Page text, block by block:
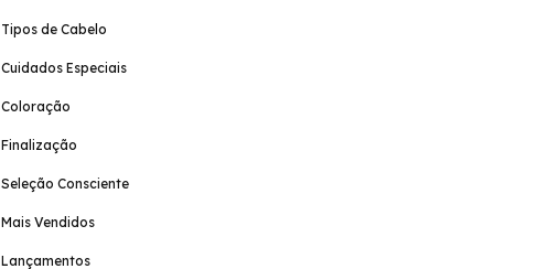
Tipos de Cabelo
Cuidados Especiais
Coloração
Finalização
Seleção Consciente
Mais Vendidos
Lançamentos